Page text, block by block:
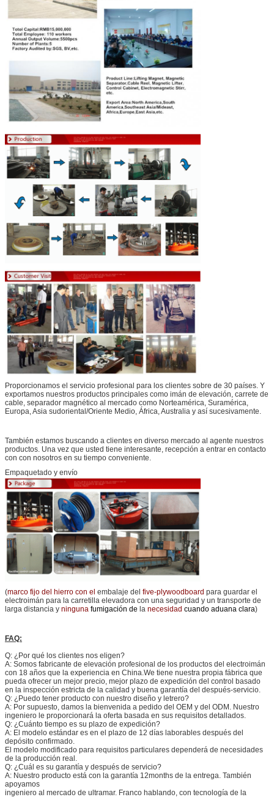
Proporcionamos el servicio profesional para los clientes sobre de 30 países. Y
exportamos nuestros productos principales como imán de elevación, carrete de
cable, separador magnético al mercado como Norteamérica, Suramérica,
Europa, Asia sudoriental/Oriente Medio, África, Australia y así sucesivamente.
También estamos buscando a clientes en diverso mercado al agente nuestros
productos. Una vez que usted tiene interesante, recepción a entrar en contacto
con con nosotros en su tiempo conveniente.
Empaquetado y envío
(marco fijo del hierro con el embalaje del five-plywoodboard para guardar el
electroimán para la carretilla elevadora con una seguridad y un transporte de
larga distancia y ninguna fumigación de la necesidad cuando aduana clara)
FAQ:
Q: ¿Por qué los clientes nos eligen?
A: Somos fabricante de elevación profesional de los productos del electroimán
con 18 años que la experiencia en China.We tiene nuestra propia fábrica que
pueda ofrecer un mejor precio, mejor plazo de expedición del control basado
en la inspección estricta de la calidad y buena garantía del después-servicio.
Q: ¿Puedo tener producto con nuestro diseño y letrero?
A: Por supuesto, damos la bienvenida a pedido del OEM y del ODM. Nuestro
ingeniero le proporcionará la oferta basada en sus requisitos detallados.
Q: ¿Cuánto tiempo es su plazo de expedición?
A: El modelo estándar es en el plazo de 12 días laborables después del
depósito confirmado.
El modelo modificado para requisitos particulares dependerá de necesidades
de la producción real.
Q: ¿Cuál es su garantía y después de servicio?
A: Nuestro producto está con la garantía 12months de la entrega. También
apoyamos
ingeniero al mercado de ultramar. Franco hablando, con tecnología de la